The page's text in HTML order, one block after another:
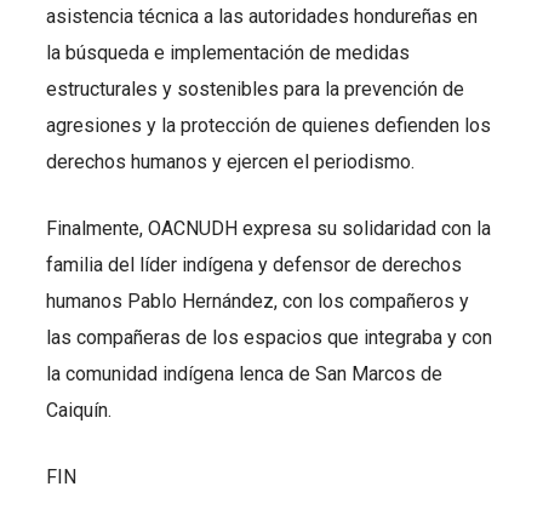
asistencia técnica a las autoridades hondureñas en
la búsqueda e implementación de medidas
estructurales y sostenibles para la prevención de
agresiones y la protección de quienes defienden los
derechos humanos y ejercen el periodismo.
Finalmente, OACNUDH expresa su solidaridad con la
familia del líder indígena y defensor de derechos
humanos Pablo Hernández, con los compañeros y
las compañeras de los espacios que integraba y con
la comunidad indígena lenca de San Marcos de
Caiquín.
FIN